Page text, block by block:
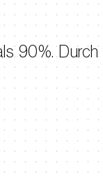
90%.